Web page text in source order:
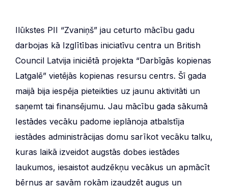
Ilūkstes PII “Zvaniņš” jau ceturto mācību gadu
darbojas kā Izglītības iniciatīvu centra un British
Council Latvija iniciētā projekta “Darbīgās kopienas
Latgalē” vietējās kopienas resursu centrs. Šī gada
maijā bija iespēja pieteikties uz jaunu aktivitāti un
saņemt tai finansējumu. Jau mācību gada sākumā
Iestādes vecāku padome ieplānoja atbalstīja
iestādes administrācijas domu sarīkot vecāku talku,
kuras laikā izveidot augstās dobes iestādes
laukumos, iesaistot audzēkņu vecākus un apmācīt
bērnus ar savām rokām izaudzēt augus un